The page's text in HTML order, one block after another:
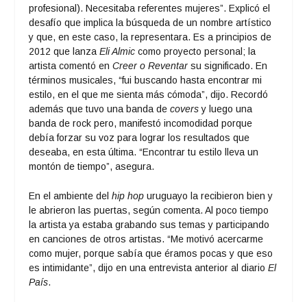
profesional). Necesitaba referentes mujeres”. Explicó el
desafío que implica la búsqueda de un nombre artístico
y que, en este caso, la representara. Es a principios de
2012 que lanzaEli Almic como proyecto personal; la
artista comentó enCreer o Reventar su significado. En
términos musicales, “fui buscando hasta encontrar mi
estilo, en el que me sienta más cómoda”, dijo. Recordó
además que tuvo una banda decoversy luego una
banda de rock pero, manifestó incomodidad porque
debía forzar su voz para lograr los resultados que
deseaba, en esta última. “Encontrar tu estilo lleva un
montón de tiempo”, asegura.
En el ambiente delhip hop uruguayo la recibieron bien y
le abrieron las puertas, según comenta. Al poco tiempo
la artista ya estaba grabando sus temas y participando
en canciones de otros artistas. “Me motivó acercarme
como mujer, porque sabía que éramos pocas y que eso
es intimidante”, dijo en una entrevista anterior al diarioEl
País.